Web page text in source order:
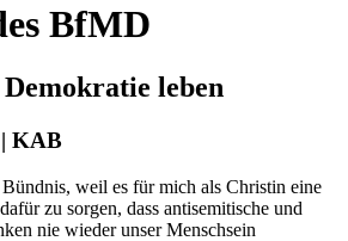
BfMD
leben
KAB
weil es für mich als Christin eine
zu sorgen, dass antisemitische und
nie wieder unser Menschsein